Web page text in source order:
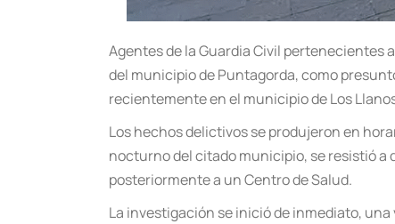
Agentes de la Guardia Civil pertenecientes
del municipio de Puntagorda, como
recientemente en el municipio de Los
Los hechos delictivos se produjeron en
nocturno del citado municipio, se resistió a
posteriormente a un Centro de Salud.
La investigación se inició de inmediato,